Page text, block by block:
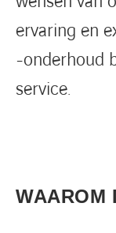
ervaring en
-onderhoud
service.
WAAROM